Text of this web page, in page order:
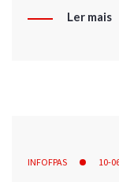
Ler mais
INFOFPAS 10-